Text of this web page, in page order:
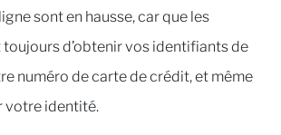
sont en hausse, car que les
d’obtenir vos identifiants de
numéro de carte de crédit, et même
votre identité.